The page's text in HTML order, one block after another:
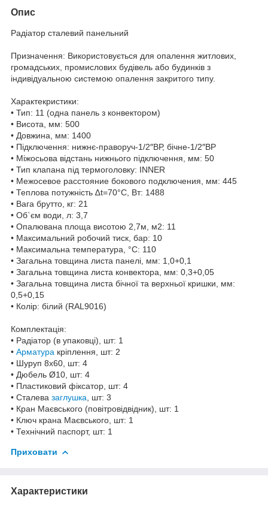
Опис
Радіатор сталевий панельний
Призначення: Використовується для опалення житлових,
громадських, промислових будівель або будинків з
індивідуальною системою опалення закритого типу.
Характекристики:
• Тип: 11 (одна панель з конвектором)
• Висота, мм: 500
• Довжина, мм: 1400
• Підключення: нижнє-праворуч-1/2″ВР, бічне-1/2″ВР
• Міжосьова відстань нижнього підключення, мм: 50
• Тип клапана під термоголовку: INNER
• Межосевое расстояние бокового подключения, мм: 445
• Теплова потужність ∆t=70°C, Вт: 1488
• Вага брутто, кг: 21
• Об`єм води, л: 3,7
• Опалювана площа висотою 2,7м, м2: 11
• Максимальний робочий тиск, бар: 10
• Максимальна температура, °С: 110
• Загальна товщина листа панелі, мм: 1,0+0,1
• Загальна товщина листа конвектора, мм: 0,3+0,05
• Загальна товщина листа бічної та верхньої кришки, мм:
0,5+0,15
• Колір: білий (RAL9016)
Комплектація:
• Радіатор (в упаковці), шт: 1
• Арматура кріплення, шт: 2
• Шуруп 8х60, шт: 4
• Дюбель Ø10, шт: 4
• Пластиковий фіксатор, шт: 4
• Сталева заглушка , шт: 3
• Кран Маєвського (повітровідвідник), шт: 1
• Ключ крана Маєвського, шт: 1
• Технічний паспорт, шт: 1
Приховати
Характеристики